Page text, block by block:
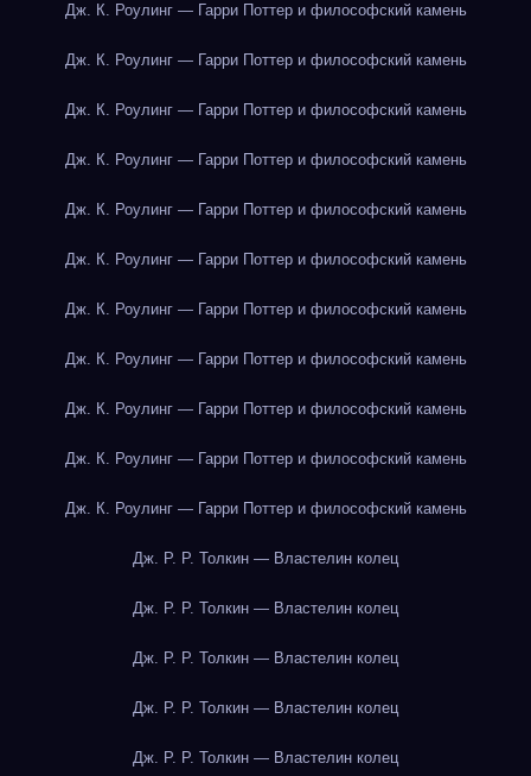
Дж. К. Роулинг — Гарри Поттер и философский камень
Дж. К. Роулинг — Гарри Поттер и философский камень
Дж. К. Роулинг — Гарри Поттер и философский камень
Дж. К. Роулинг — Гарри Поттер и философский камень
Дж. К. Роулинг — Гарри Поттер и философский камень
Дж. К. Роулинг — Гарри Поттер и философский камень
Дж. К. Роулинг — Гарри Поттер и философский камень
Дж. К. Роулинг — Гарри Поттер и философский камень
Дж. К. Роулинг — Гарри Поттер и философский камень
Дж. К. Роулинг — Гарри Поттер и философский камень
Дж. К. Роулинг — Гарри Поттер и философский камень
Дж. Р. Р. Толкин — Властелин колец
Дж. Р. Р. Толкин — Властелин колец
Дж. Р. Р. Толкин — Властелин колец
Дж. Р. Р. Толкин — Властелин колец
Дж. Р. Р. Толкин — Властелин колец